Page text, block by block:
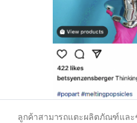
ลูกค้าสามารถแตะผลิตภัณฑ์และ